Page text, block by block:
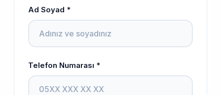
Ad Soyad *
Telefon Numarası *